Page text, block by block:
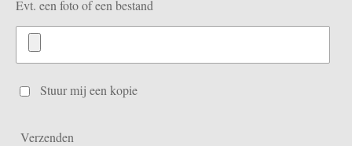
Evt. een foto of een bestand
Stuur mij een kopie
Verzenden